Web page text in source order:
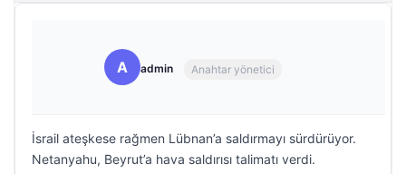
A admin Anahtar yönetici
İsrail ateşkese rağmen Lübnan’a saldırmayı sürdürüyor.
Netanyahu, Beyrut’a hava saldırısı talimatı verdi.